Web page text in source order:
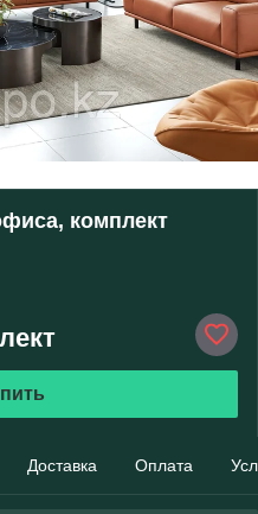
комплект
Доставка Оплата